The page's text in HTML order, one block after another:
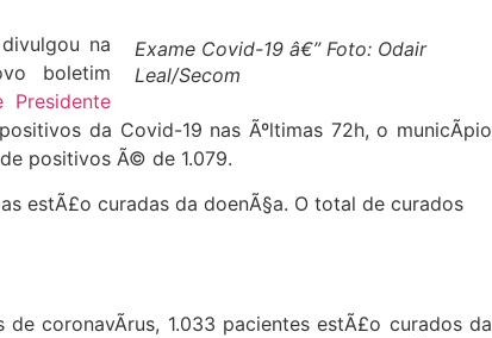
Exame Covid-19 â€” Foto: Odair
Leal/Secom
na
boletim
Presidente
da Covid-19 nas Ãºltimas 72h, o municÃ­pio
positivos Ã© de 1.079.
estÃ£o curadas da doenÃ§a. O total de curados
coronavÃ­rus, 1.033 pacientes estÃ£o curados da